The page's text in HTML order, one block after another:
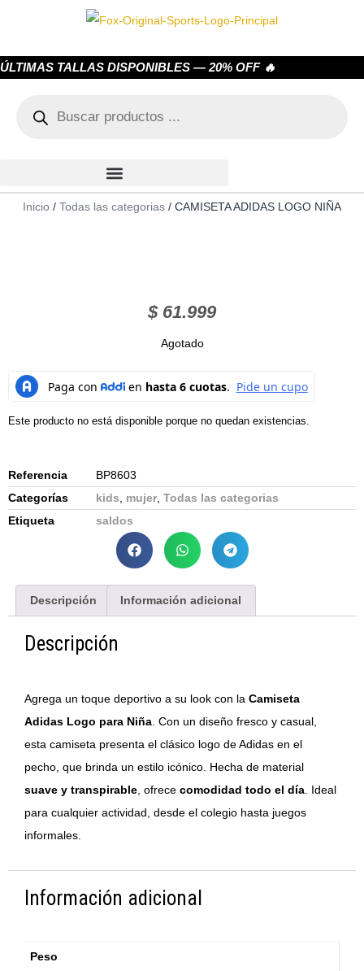
ÚLTIMAS TALLAS DISPONIBLES — 20% OFF 🔥
Inicio / Todas las categorias / CAMISETA ADIDAS LOGO NIÑA
$61.999
Agotado
Este producto no está disponible porque no quedan existencias.
Referencia
BP8603
Categorías
kids, mujer, Todas las categorias
Etiqueta
saldos
Descripción Información adicional
Descripción
Agrega un toque deportivo a su look con la Camiseta
Adidas Logo para Niña . Con un diseño fresco y casual,
esta camiseta presenta el clásico logo de Adidas en el
pecho, que brinda un estilo icónico. Hecha de material
suave y transpirable , ofrece comodidad todo el día . Ideal
para cualquier actividad, desde el colegio hasta juegos
informales.
Información adicional
Peso